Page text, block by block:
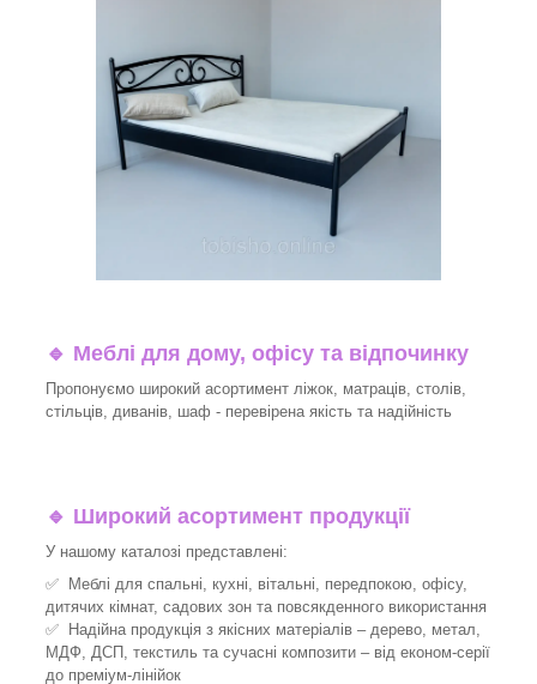
🔹 Меблі для дому, офісу та відпочинку
Пропонуємо широкий асортимент ліжок, матраців, столів,
стільців, диванів, шаф - перевірена якість та надійність
🔹 Широкий асортимент продукції
У нашому каталозі представлені:
✅ Меблі для спальні, кухні, вітальні, передпокою, офісу,
дитячих кімнат, садових зон та повсякденного використання
✅ Надійна продукція з якісних матеріалів – дерево, метал,
МДФ, ДСП, текстиль та сучасні композити – від економ-серії
до преміум-лінійок